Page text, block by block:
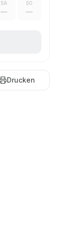
SA
—
SO
—
Drucken